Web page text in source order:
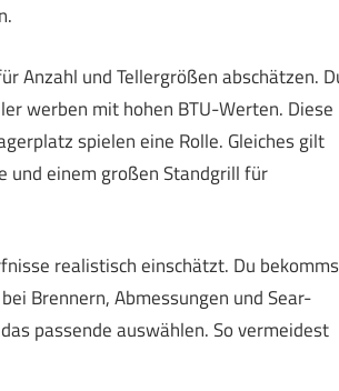
Anzahl und Tellergrößen abschätzen.
werben mit hohen BTU-Werten. Diese
spielen eine Rolle. Gleiches gilt
und einem großen Standgrill für
realistisch einschätzt. Du
Brennern, Abmessungen und Sear-
passende auswählen. So vermeidest